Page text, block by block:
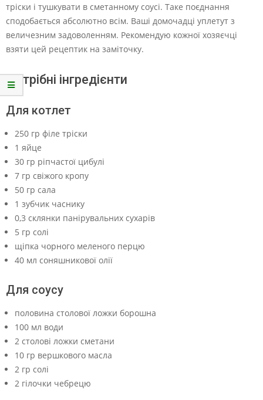
тріски і тушкувати в сметанному соусі. Таке поєднання
сподобається абсолютно всім. Ваші домочадці уплетут з
величезним задоволенням. Рекомендую кожної хозяєчці
взяти цей рецептик на заміточку.
Потрібні інгредієнти
Для котлет
250 гр філе тріски
1 яйце
30 гр ріпчастої цибулі
7 гр свіжого кропу
50 гр сала
1 зубчик часнику
0,3 склянки панірувальних сухарів
5 гр солі
щіпка чорного меленого перцю
40 мл соняшникової олії
Для соусу
половина столової ложки борошна
100 мл води
2 столові ложки сметани
10 гр вершкового масла
2 гр солі
2 гілочки чебрецю